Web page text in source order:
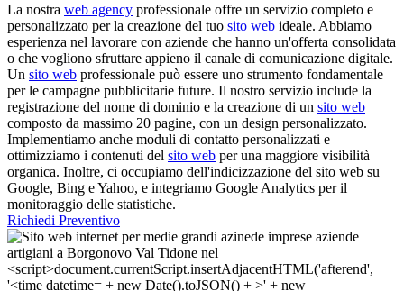
La nostra web agency professionale offre un servizio completo e
personalizzato per la creazione del tuo sito web ideale. Abbiamo
esperienza nel lavorare con aziende che hanno un'offerta consolidata
o che vogliono sfruttare appieno il canale di comunicazione digitale.
Un sito web professionale può essere uno strumento fondamentale
per le campagne pubblicitarie future. Il nostro servizio include la
registrazione del nome di dominio e la creazione di un sito web
composto da massimo 20 pagine, con un design personalizzato.
Implementiamo anche moduli di contatto personalizzati e
ottimizziamo i contenuti del sito web per una maggiore visibilità
organica. Inoltre, ci occupiamo dell'indicizzazione del sito web su
Google, Bing e Yahoo, e integriamo Google Analytics per il
monitoraggio delle statistiche.
Richiedi Preventivo